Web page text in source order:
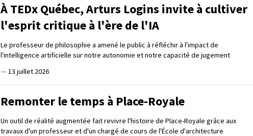
À TEDx Québec, Arturs Logins invite à cultiver
l'esprit critique à l'ère de l'IA
Le professeur de philosophie a amené le public à réfléchir à l'impact de
l'intelligence artificielle sur notre autonomie et notre capacité de jugement
— 13 juillet 2026
Remonter le temps à Place-Royale
Un outil de réalité augmentée fait revivre l'histoire de Place-Royale grâce aux
travaux d'un professeur et d'un chargé de cours de l'École d'architecture